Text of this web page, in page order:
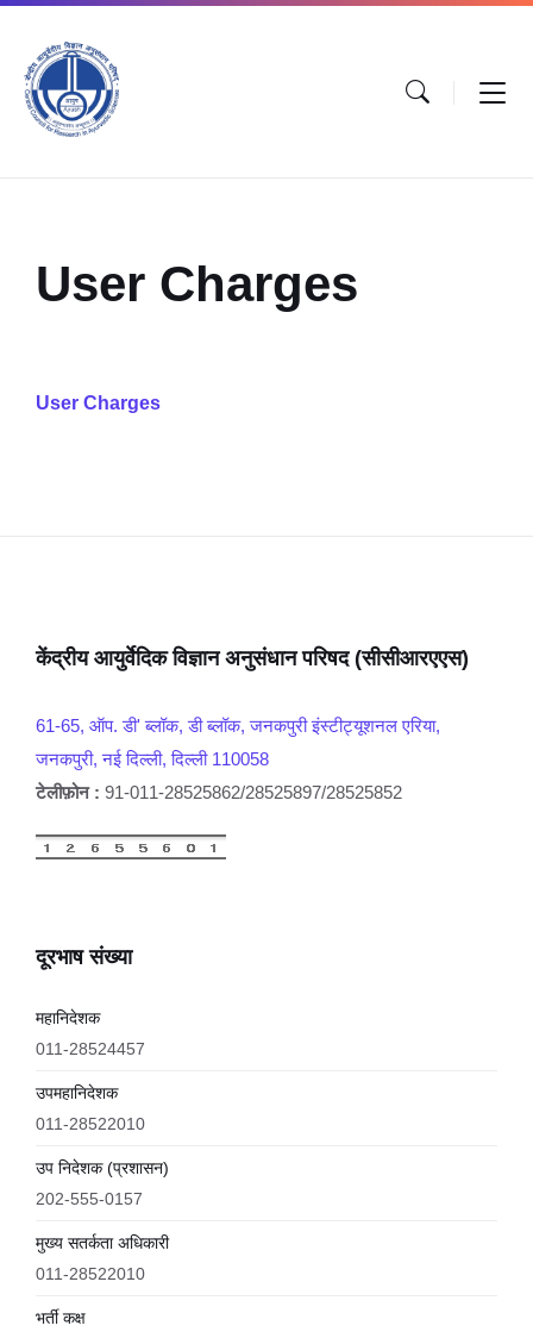
User Charges
User Charges
केंद्रीय आयुर्वेदिक विज्ञान अनुसंधान परिषद (सीसीआरएएस)
61-65, ऑप. डी' ब्लॉक, डी ब्लॉक, जनकपुरी इंस्टीट्यूशनल एरिया,
जनकपुरी, नई दिल्ली, दिल्ली 110058
टेलीफ़ोन : 91-011-28525862/28525897/28525852
दूरभाष संख्या
महानिदेशक
011-28524457
उपमहानिदेशक
011-28522010
उप निदेशक (प्रशासन)
202-555-0157
मुख्य सतर्कता अधिकारी
011-28522010
भर्ती कक्ष